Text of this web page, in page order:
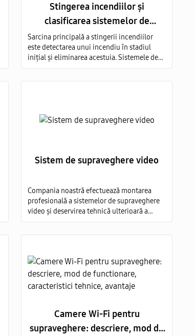
Stingerea incendiilor și
clasificarea sistemelor de
stingere a incendiilor
Sarcina principală a stingerii incendiilor
este detectarea unui incendiu în stadiul
inițial și eliminarea acestuia. Sistemele de
stingere a incendiilor după tipul de agent de
Sistem de supraveghere video
Compania noastră efectuează montarea
profesională a sistemelor de supraveghere
video și deservirea tehnică ulterioară a
acestora pe tot teritoriul Moldovei.
Camere Wi-Fi pentru
supraveghere: descriere, mod de